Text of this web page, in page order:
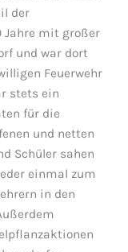
der
Jahre mit großer
und war dort
Feuerwehr
stets ein
für die
und netten
Schüler sahen
einmal zum
in den